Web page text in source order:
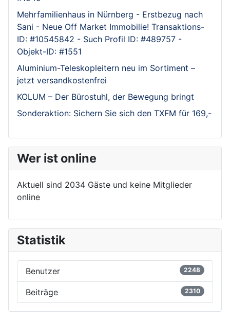
Mehrfamilienhaus in Nürnberg - Erstbezug nach
Sani - Neue Off Market Immobilie! Transaktions-
ID: #10545842 - Such Profil ID: #489757 -
Objekt-ID: #1551
Aluminium-Teleskopleitern neu im Sortiment –
jetzt versandkostenfrei
KOLUM – Der Bürostuhl, der Bewegung bringt
Sonderaktion: Sichern Sie sich den TXFM für 169,-
Wer ist online
Aktuell sind 2034 Gäste und keine Mitglieder
online
Statistik
Benutzer 2248
Beiträge 2310